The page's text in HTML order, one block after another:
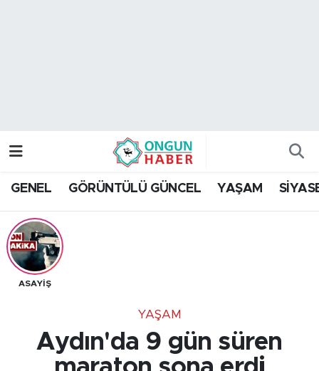
GENEL GÖRÜNTÜLÜ GÜNCEL YAŞAM
ASAYİŞ
YAŞAM
Aydın'da 9 gün süren
Trafik Durumu
Tüm Manşetler
Son Dakika Haberleri